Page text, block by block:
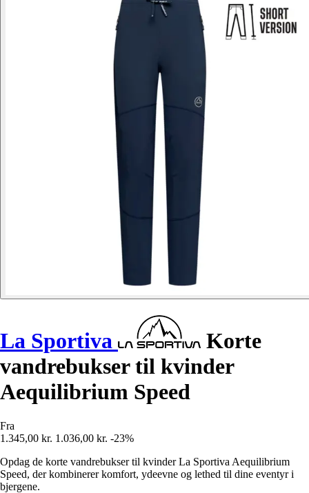
La Sportiva
Korte
vandrebukser til kvinder
Aequilibrium Speed
Fra
1.345,00 kr. 1.036,00 kr. -23%
Opdag de korte vandrebukser til kvinder La Sportiva Aequilibrium
Speed, der kombinerer komfort, ydeevne og lethed til dine eventyr i
bjergene.